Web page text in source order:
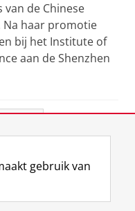
van de Chinese
Na haar promotie
bij het Institute of
aan de Shenzhen
L
R I
Y
gebruik van